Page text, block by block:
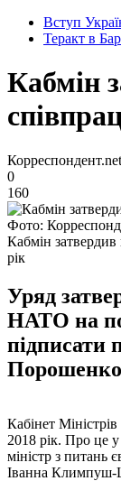
Вступ
Теракт в
Кабмін
0
160
Фото:
Кабмін
рік
Уряд
НАТО на
підписати
Кабінет
2018 рік. Про це у
міністр з питань
Іванна Климпуш-